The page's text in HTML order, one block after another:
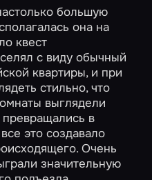
большую
она на
квест
с виду обычный
квартиры, и при
стильно, что
выглядели
в
это создавало
Очень
значительную